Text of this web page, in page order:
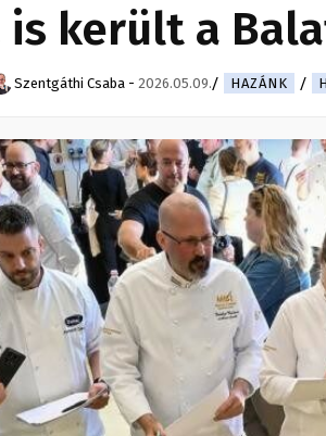
került a
Szentgáthi Csaba - 2026.05.09. HAZÁNK